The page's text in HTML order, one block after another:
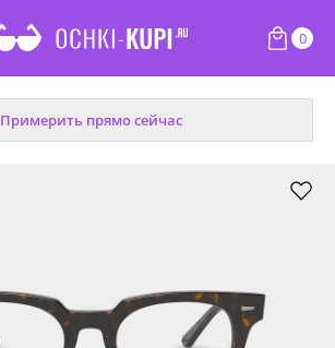
0
Примерить прямо сейчас